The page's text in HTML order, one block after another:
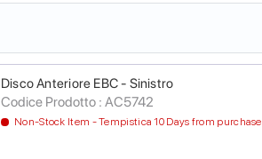
Disco Anteriore EBC - Sinistro
Codice Prodotto : AC5742
Non-Stock Item - Tempistica 10 Days from purchase